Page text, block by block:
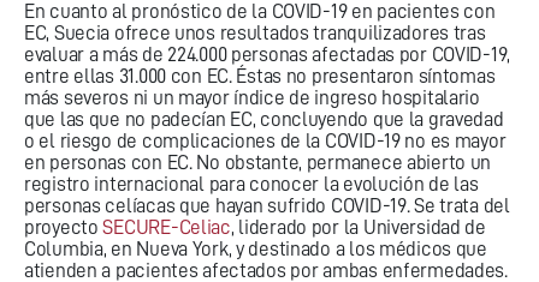
En cuanto al pronóstico de la COVID-19 en pacientes con
EC, Suecia ofrece unos resultados tranquilizadores tras
evaluar a más de 224.000 personas afectadas por COVID-19,
entre ellas 31.000 con EC. Éstas no presentaron síntomas
más severos ni un mayor índice de ingreso hospitalario
que las que no padecían EC, concluyendo que la gravedad
o el riesgo de complicaciones de la COVID-19 no es mayor
en personas con EC. No obstante, permanece abierto un
registro internacional para conocer la evolución de las
personas celíacas que hayan sufrido COVID-19. Se trata del
proyectoSECURE-Celiac, liderado por la Universidad de
Columbia, en Nueva York, y destinado a los médicos que
atienden a pacientes afectados por ambas enfermedades.